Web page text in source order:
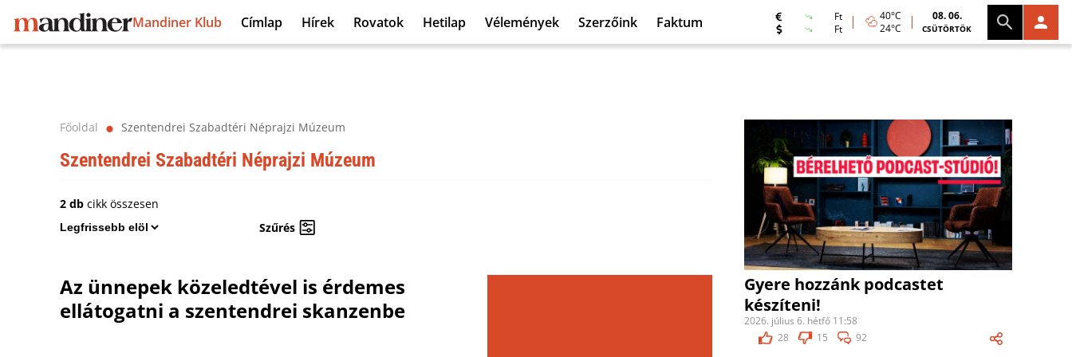
Mandiner Klub Címlap Hírek Rovatok Hetilap Vélemények Szerzőink Faktum
Ft
Ft
40°C
24°C
08. 06.
CSÜTÖRTÖK
Főoldal ⬤ Szentendrei Szabadtéri Néprajzi Múzeum
Szentendrei Szabadtéri Néprajzi Múzeum
2 db cikk összesen
Szűrés
Az ünnepek közeledtével is érdemes
ellátogatni a szentendrei skanzenbe
Gyere hozzánk podcastet
készíteni!
2026. július 6. hétfő 11:58
28
15 92